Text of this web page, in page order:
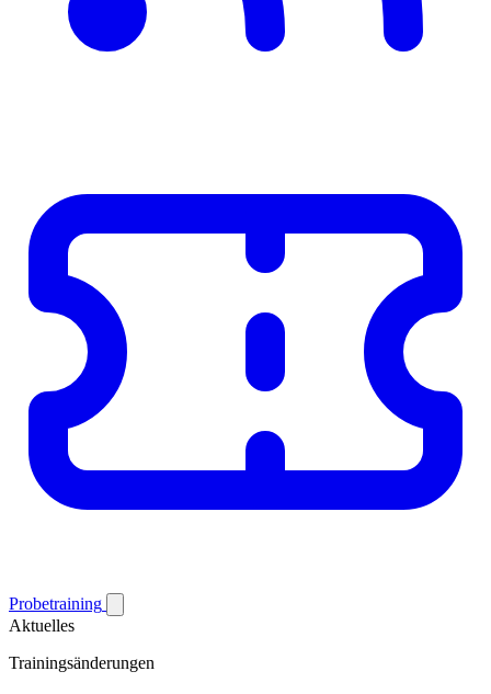
Probetraining
Aktuelles
Trainingsänderungen